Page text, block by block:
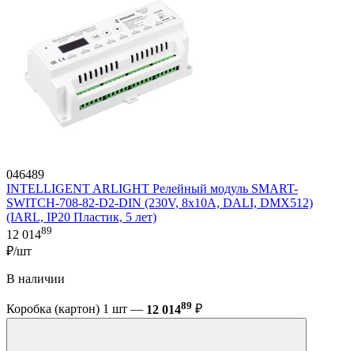
046489
INTELLIGENT ARLIGHT Релейный модуль SMART-
SWITCH-708-82-D2-DIN (230V, 8x10A, DALI, DMX512)
(IARL, IP20 Пластик, 5 лет)
12 01489
₽/шт
В наличии
Коробка (картон) 1 шт — 12 01489 ₽